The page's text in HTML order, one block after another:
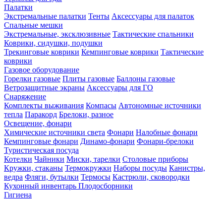
Палатки
Экстремальные палатки Тенты Аксессуары для палаток
Спальные мешки
Экстремальные, эксклюзивные Тактические спальники
Коврики, сидушки, подушки
Трекинговые коврики Кемпинговые коврики Тактические
коврики
Газовое оборудование
Горелки газовые Плиты газовые Баллоны газовые
Ветрозащитные экраны Аксессуары для ГО
Снаряжение
Комплекты выживания Компасы Автономные источники
тепла Паракорд Брелоки, разное
Освещение, фонари
Химические источники света Фонари Налобные фонари
Кемпинговые фонари Динамо-фонари Фонари-брелоки
Туристическая посуда
Котелки Чайники Миски, тарелки Столовые приборы
Кружки, стаканы Термокружки Наборы посуды Канистры,
ведра Фляги, бутылки Термосы Кастрюли, сковородки
Кухонный инвентарь Плодосборники
Гигиена